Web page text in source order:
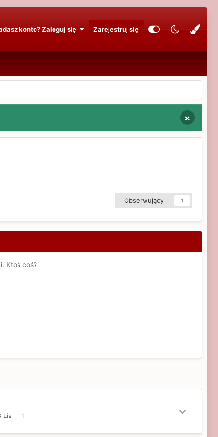
konto? Zaloguj się Zarejestruj się
×
Obserwujący 1
Ktoś coś?
Lis 1